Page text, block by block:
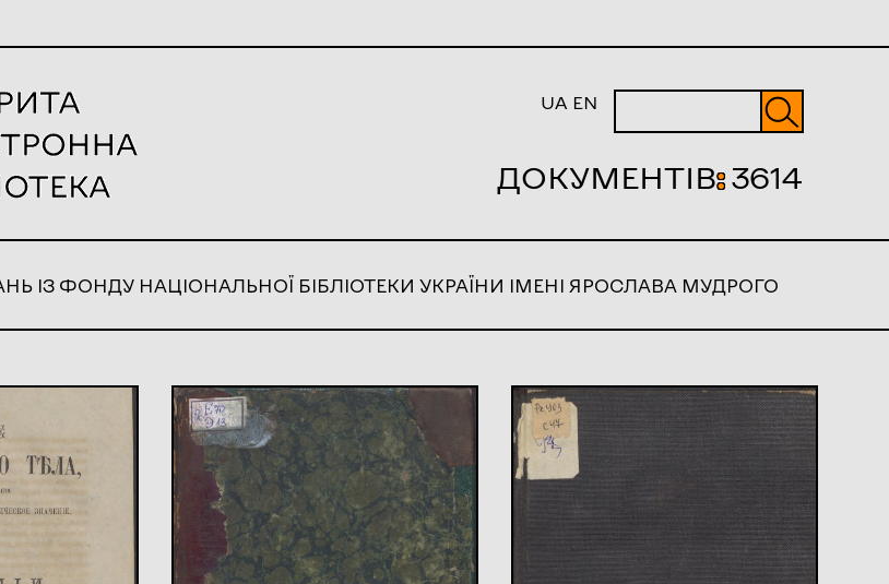
UA EN
ДОКУМЕНТІВ:3614
ІЗ ФОНДУ НАЦІОНАЛЬНОЇ БІБЛІОТЕКИ УКРАЇНИ ІМЕНІ ЯРОСЛАВА МУДРОГО